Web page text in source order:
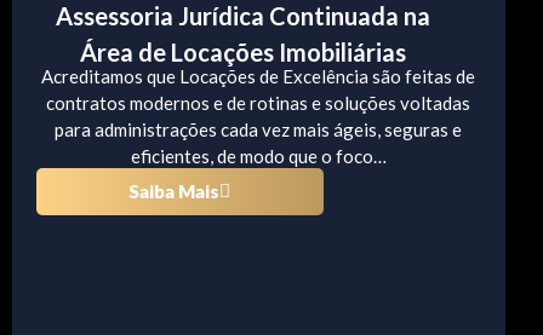
Assessoria Jurídica Continuada na
Área de Locações Imobiliárias
Acreditamos que Locações de Excelência são feitas de
contratos modernos e de rotinas e soluções voltadas
para administrações cada vez mais ágeis, seguras e
eficientes, de modo que o foco…
Saiba Mais